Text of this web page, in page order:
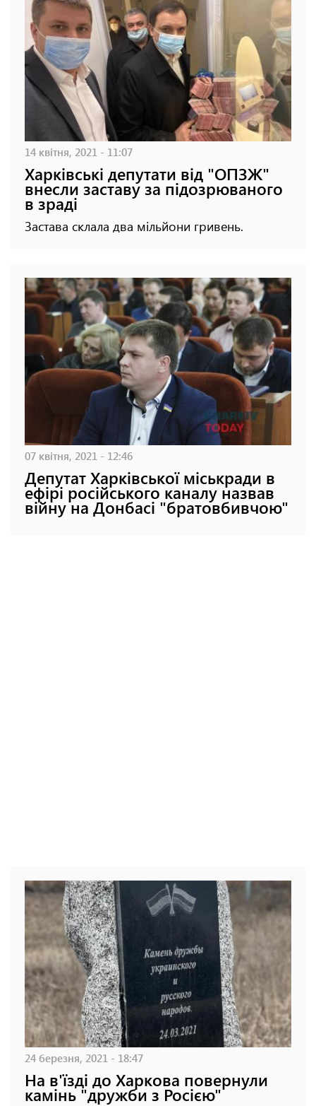
14 квітня, 2021 - 11:07
Харківські депутати від "ОПЗЖ"
внесли заставу за підозрюваного
в зраді
Застава склала два мільйони гривень.
07 квітня, 2021 - 12:46
Депутат Харківської міськради в
ефірі російського каналу назвав
війну на Донбасі "братовбивчою"
24 березня, 2021 - 18:47
На в'їзді до Харкова повернули
камінь "дружби з Росією"